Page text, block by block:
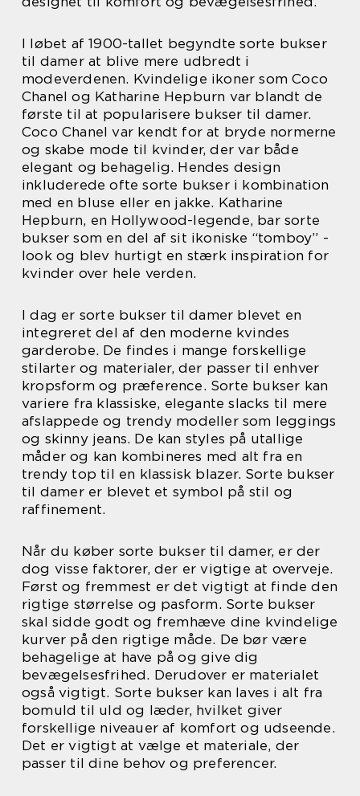
I løbet af 1900-tallet begyndte sorte bukser
til damer at blive mere udbredt i
modeverdenen. Kvindelige ikoner som Coco
Chanel og Katharine Hepburn var blandt de
første til at popularisere bukser til damer.
Coco Chanel var kendt for at bryde normerne
og skabe mode til kvinder, der var både
elegant og behagelig. Hendes design
inkluderede ofte sorte bukser i kombination
med en bluse eller en jakke. Katharine
Hepburn, en Hollywood-legende, bar sorte
bukser som en del af sit ikoniske “tomboy” -
look og blev hurtigt en stærk inspiration for
kvinder over hele verden.
I dag er sorte bukser til damer blevet en
integreret del af den moderne kvindes
garderobe. De findes i mange forskellige
stilarter og materialer, der passer til enhver
kropsform og præference. Sorte bukser kan
variere fra klassiske, elegante slacks til mere
afslappede og trendy modeller som leggings
og skinny jeans. De kan styles på utallige
måder og kan kombineres med alt fra en
trendy top til en klassisk blazer. Sorte bukser
til damer er blevet et symbol på stil og
raffinement.
Når du køber sorte bukser til damer, er der
dog visse faktorer, der er vigtige at overveje.
Først og fremmest er det vigtigt at finde den
rigtige størrelse og pasform. Sorte bukser
skal sidde godt og fremhæve dine kvindelige
kurver på den rigtige måde. De bør være
behagelige at have på og give dig
bevægelsesfrihed. Derudover er materialet
også vigtigt. Sorte bukser kan laves i alt fra
bomuld til uld og læder, hvilket giver
forskellige niveauer af komfort og udseende.
Det er vigtigt at vælge et materiale, der
passer til dine behov og preferencer.